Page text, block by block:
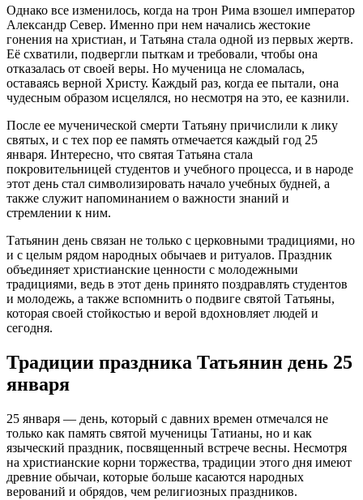
Однако все изменилось, когда на трон Рима взошел император
Александр Север. Именно при нем начались жестокие
гонения на христиан, и Татьяна стала одной из первых жертв.
Её схватили, подвергли пыткам и требовали, чтобы она
отказалась от своей веры. Но мученица не сломалась,
оставаясь верной Христу. Каждый раз, когда ее пытали, она
чудесным образом исцелялся, но несмотря на это, ее казнили.
После ее мученической смерти Татьяну причислили к лику
святых, и с тех пор ее память отмечается каждый год 25
января. Интересно, что святая Татьяна стала
покровительницей студентов и учебного процесса, и в народе
этот день стал символизировать начало учебных будней, а
также служит напоминанием о важности знаний и
стремлении к ним.
Татьянин день связан не только с церковными традициями, но
и с целым рядом народных обычаев и ритуалов. Праздник
объединяет христианские ценности с молодежными
традициями, ведь в этот день принято поздравлять студентов
и молодежь, а также вспомнить о подвиге святой Татьяны,
которая своей стойкостью и верой вдохновляет людей и
сегодня.
Традиции праздника Татьянин день 25
января
25 января — день, который с давних времен отмечался не
только как память святой мученицы Татианы, но и как
языческий праздник, посвященный встрече весны. Несмотря
на христианские корни торжества, традиции этого дня имеют
древние обычаи, которые больше касаются народных
верований и обрядов, чем религиозных праздников.